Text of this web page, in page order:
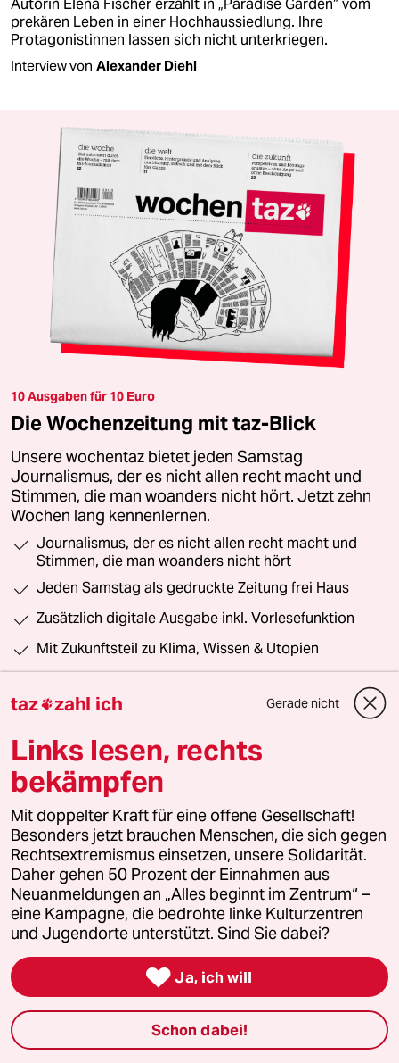
prekären Leben in einer Hochhaussiedlung. Ihre
Protagonistinnen lassen sich nicht unterkriegen.
Interview von Alexander Diehl
10 Ausgaben für 10 Euro
Die Wochenzeitung mit taz-Blick
Unsere wochentaz bietet jeden Samstag
Journalismus, der es nicht allen recht macht und
Stimmen, die man woanders nicht hört. Jetzt zehn
Wochen lang kennenlernen.
Journalismus, der es nicht allen recht macht und
Stimmen, die man woanders nicht hört
Jeden Samstag als gedruckte Zeitung frei Haus
Zusätzlich digitale Ausgabe inkl. Vorlesefunktion
Mit Zukunftsteil zu Klima, Wissen & Utopien
zwischen Dorf und Metropole
10 Wochen für nur
wochentaz ausprobieren
4 Kommentare Neueste
Die Kommentarfunktion unter diesem Artikel ist
geschlossen.
Wir öffnen die Kommentarspalte bei ausgewählten
Artikeln für etwa drei Tage –hier sind sie zu finden.
taz zahl ich Gerade nicht
Links lesen, rechts
bekämpfen
Mit doppelter Kraft für eine offene Gesellschaft!
Besonders jetzt brauchen Menschen, die sich gegen
Rechtsextremismus einsetzen, unsere Solidarität.
Daher gehen 50 Prozent der Einnahmen aus
Neuanmeldungen an „Alles beginnt im Zentrum“ –
eine Kampagne, die bedrohte linke Kulturzentren
und Jugendorte unterstützt. Sind Sie dabei?
 Ja, ich will
Schon dabei!